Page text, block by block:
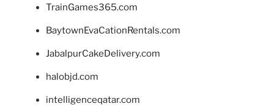
TrainGames365.com
BaytownEvaCationRentals.com
JabalpurCakeDelivery.com
halobjd.com
intelligenceqatar.com